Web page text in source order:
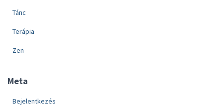
Tánc
Terápia
Zen
Meta
Bejelentkezés